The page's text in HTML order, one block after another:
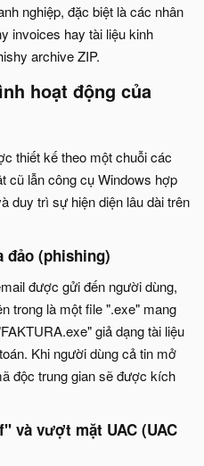
nghiệp, đặc biệt là các nhân
invoices hay tài liệu kinh
archive ZIP.
hoạt động của
thiết kế theo một chuỗi các
cũ lẫn công cụ Windows hợp
duy trì sự hiện diện lâu dài trên
đảo (phishing)
được gửi đến người dùng,
trong là một file ".exe" mang
giả dạng tài liệu
Khi người dùng cả tin mở
độc trung gian sẽ được kích
và vượt mặt UAC (UAC